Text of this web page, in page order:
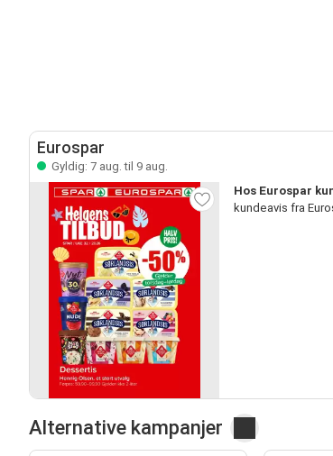
Eurospar
Gyldig: 7 aug. til 9 aug.
Hos Eurospar
kundeavis fra
Alternative kampanjer